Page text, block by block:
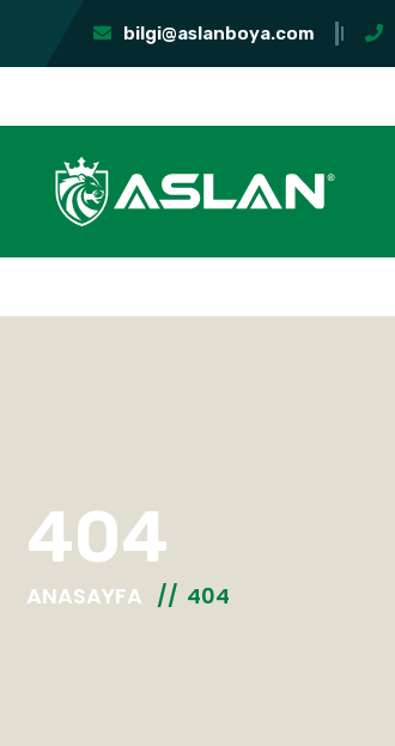
bilgi@aslanboya.com
404
ANASAYFA 404